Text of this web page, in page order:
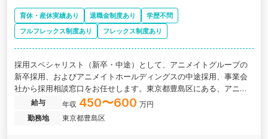
育休・産休実績あり 退職金制度あり
学歴不問
フルフレックス制度あり
フレックス制度あり
採用スペシャリスト（新卒・中途）として、アニメイトグループの
新卒採用、およびアニメイトホールディングスの中途採用、事業会
社から採用相談窓口をお任せします。東京都豊島区にある、アニ
メ、マンガ、ゲーム関連業界のリーディングカンパニーの求人で
す。
給与 年収 450〜600 万円
勤務地
東京都豊島区